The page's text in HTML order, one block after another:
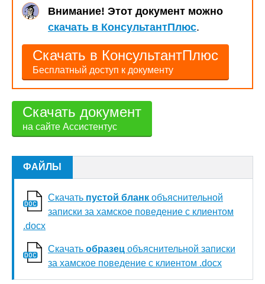
Внимание! Этот документ можно
скачать в КонсультантПлюс.
Скачать в КонсультантПлюс
Бесплатный доступ к документу
Скачать документ
на сайте Ассистентус
ФАЙЛЫ
Скачать пустой бланк объяснительной
записки за хамское поведение с клиентом
.docx
Скачать образец объяснительной записки
за хамское поведение с клиентом .docx